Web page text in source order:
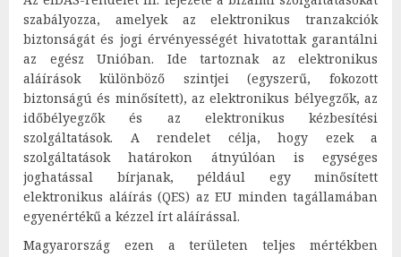
szabályozza, amelyek az elektronikus tranzakciók
biztonságát és jogi érvényességét hivatottak garantálni
az egész Unióban. Ide tartoznak az elektronikus
aláírások különböző szintjei (egyszerű, fokozott
biztonságú és minősített), az elektronikus bélyegzők, az
időbélyegzők és az elektronikus kézbesítési
szolgáltatások. A rendelet célja, hogy ezek a
szolgáltatások határokon átnyúlóan is egységes
joghatással bírjanak, például egy minősített
elektronikus aláírás (QES) az EU minden tagállamában
egyenértékű a kézzel írt aláírással.
Magyarország ezen a területen teljes mértékben